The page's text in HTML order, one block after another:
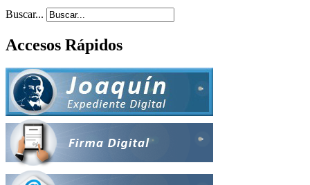
Buscar...
Accesos Rápidos